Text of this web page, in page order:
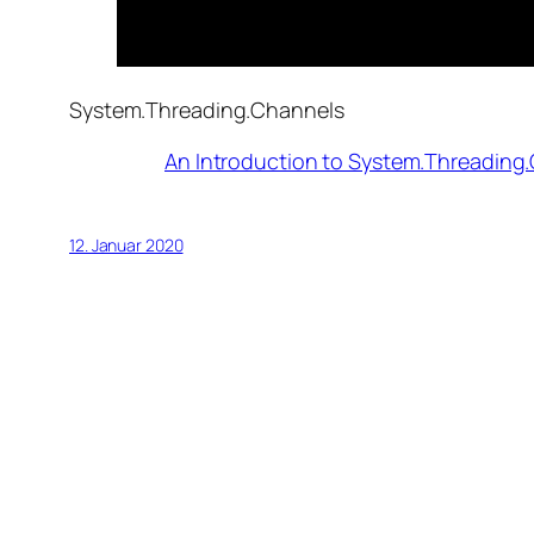
System.Threading.Channels
An Introduction to
12. Januar 2020